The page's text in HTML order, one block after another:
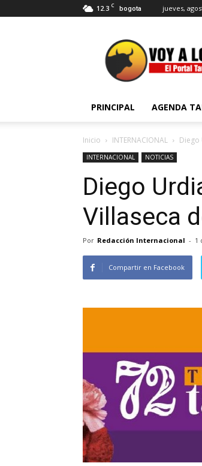
12.3 C bogota jueves,
Voy
a
Los
Toros
PRINCIPAL AGENDA
Inicio INTERNACIONAL Diego
INTERNACIONAL NOTICIAS
Diego
Villaseca
Por Redacción Internacional - 1
Compartir en Facebook